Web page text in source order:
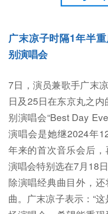
广末凉子时隔1年半
别演唱会
7日，演员兼歌手广末
日及25日在东京丸之
别演唱会“Best Day
演唱会是她继2024年
年来的首次音乐会后，
演唱会特别选在7月18
除演唱经典曲目外，
曲。广末凉子表示：“